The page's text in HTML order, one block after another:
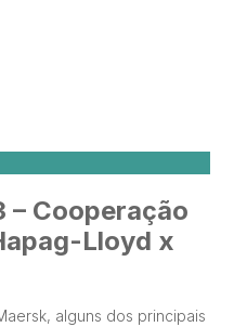
Cooperação
Lloyd x
alguns dos principais